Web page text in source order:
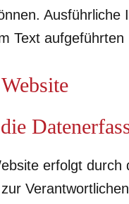
Text
erfolgt